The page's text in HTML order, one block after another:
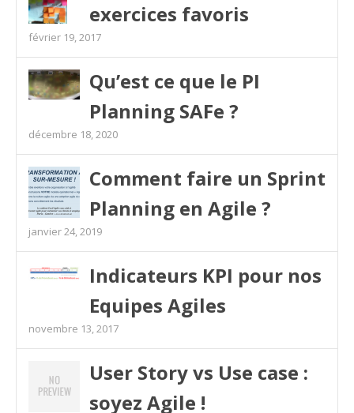
exercices favoris
février 19, 2017
Qu’est ce que le PI
Planning SAFe ?
décembre 18, 2020
Comment faire un Sprint
Planning en Agile ?
janvier 24, 2019
Indicateurs KPI pour nos
Equipes Agiles
novembre 13, 2017
User Story vs Use case :
soyez Agile !